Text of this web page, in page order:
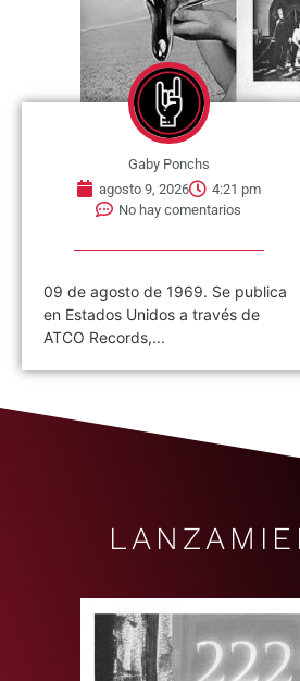
Gaby Ponchs
agosto 9, 2026
4:21 pm
No hay comentarios
09 de agosto de 1969. Se publica
en Estados Unidos a través de
ATCO Records,...